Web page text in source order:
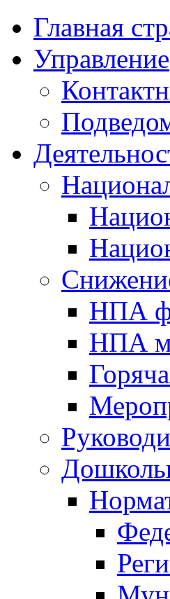
Главная
Управление
НПА
НПА